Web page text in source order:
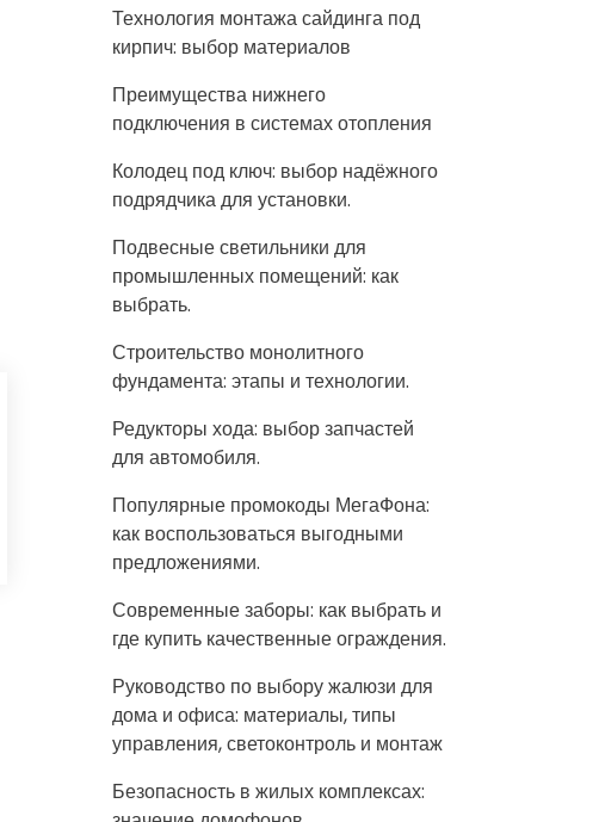
Технология монтажа сайдинга под
кирпич: выбор материалов
Преимущества нижнего
подключения в системах отопления
Колодец под ключ: выбор надёжного
подрядчика для установки.
Подвесные светильники для
промышленных помещений: как
выбрать.
Строительство монолитного
фундамента: этапы и технологии.
Редукторы хода: выбор запчастей
для автомобиля.
Популярные промокоды МегаФона:
как воспользоваться выгодными
предложениями.
Современные заборы: как выбрать и
где купить качественные ограждения.
Руководство по выбору жалюзи для
дома и офиса: материалы, типы
управления, светоконтроль и монтаж
Безопасность в жилых комплексах: